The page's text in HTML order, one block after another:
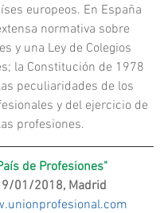
europeos. En España
normativa sobre
y una Ley de Colegios
la Constitución de 1978
peculiaridades de los
y del ejercicio de
profesiones.
de Profesiones"
01/2018, Madrid